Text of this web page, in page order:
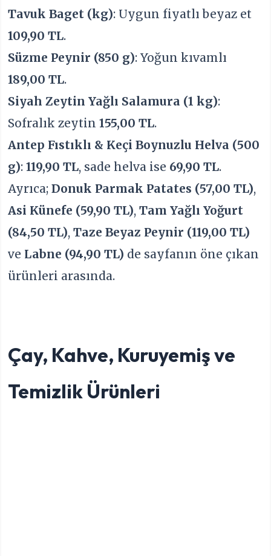
Tavuk Baget (kg): Uygun fiyatlı beyaz et
109,90 TL.
Süzme Peynir (850 g): Yoğun kıvamlı
189,00 TL.
Siyah Zeytin Yağlı Salamura (1 kg):
Sofralık zeytin155,00 TL.
Antep Fıstıklı & Keçi Boynuzlu Helva (500
g):119,90 TL, sade helva ise 69,90 TL.
Ayrıca;Donuk Parmak Patates (57,00 TL),
Asi Künefe (59,90 TL),Tam Yağlı Yoğurt
(84,50 TL),Taze Beyaz Peynir (119,00 TL)
ve Labne (94,90 TL) de sayfanın öne çıkan
ürünleri arasında.
Çay, Kahve, Kuruyemiş ve
Temizlik Ürünleri